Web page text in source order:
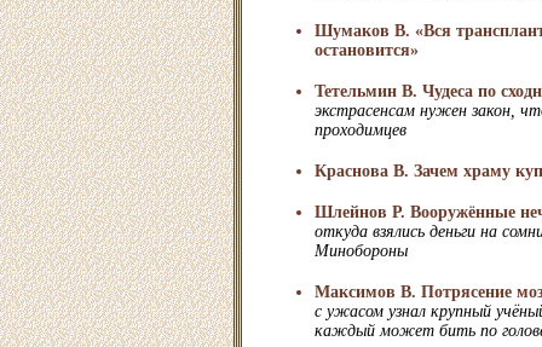
Шумаков В. «Вся
остановится»
Тетельмин В. Чудеса по
экстрасенсам нужен закон,
проходимцев
Краснова В. Зачем храму
Шлейнов Р. Вооружённые
откуда взялись деньги на
Минобороны
Максимов В. Потрясение
с ужасом узнал крупный
каждый может бить по